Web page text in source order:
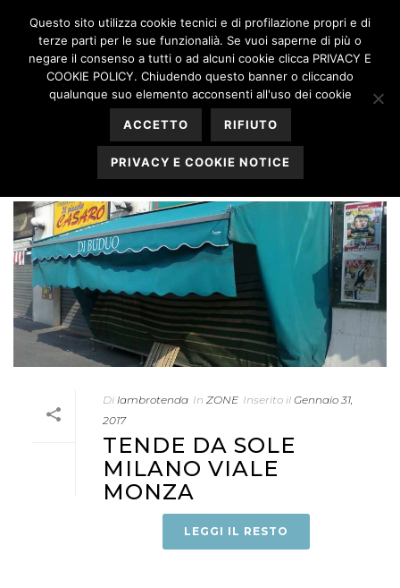
HOME»ZONE
Di lambrotenda In ZONE Inserito il Gennaio 31,
2017
TENDE DA SOLE
MILANO VIALE
MONZA
LEGGI IL RESTO
Questo sito utilizza cookie tecnici e di profilazione propri e di
terze parti per le sue funzionalià. Se vuoi saperne di più o
negare il consenso a tutti o ad alcuni cookie clicca PRIVACY E
COOKIE POLICY. Chiudendo questo banner o cliccando
qualunque suo elemento acconsenti all'uso dei cookie
ACCETTO RIFIUTO
PRIVACY E COOKIE NOTICE